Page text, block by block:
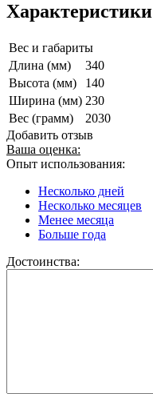
Характеристики
Вес и габариты
Длина (мм)
340
Высота (мм)
140
Ширина (мм) 230
Вес (грамм)
2030
Добавить отзыв
Ваша оценка:
Опыт использования:
Несколько дней
Несколько месяцев
Менее месяца
Больше года
Достоинства: